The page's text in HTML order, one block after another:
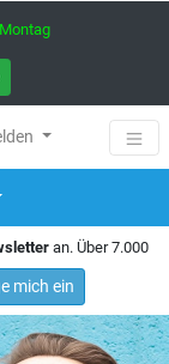
an. Über 7.000
mich ein